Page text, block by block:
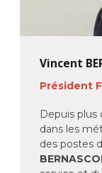
Vincent
Président
Depuis
dans les
des postes